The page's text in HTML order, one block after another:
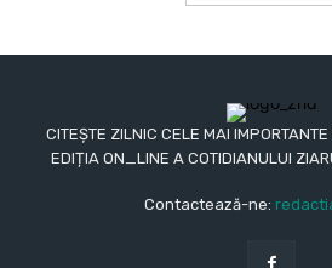
CITEȘTE ZILNIC CELE MAI
EDIȚIA ON_LINE A COTIDIANULUI
Contactează-ne: